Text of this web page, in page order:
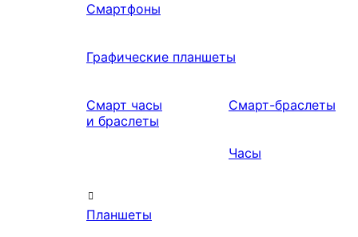
Смартфоны
Графические планшеты
Смарт часы
и браслеты
Смарт-браслеты
Часы
Планшеты